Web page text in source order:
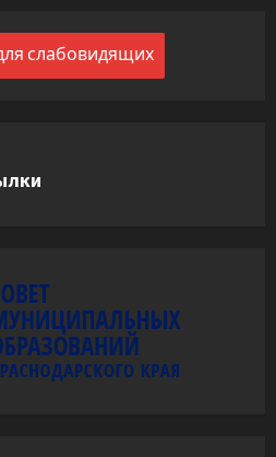
слабовидящих